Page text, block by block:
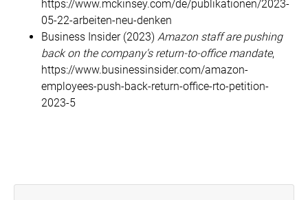
https://www.mckinsey.com/de/publikationen/2023-
05-22-arbeiten-neu-denken
Business Insider (2023) Amazon staff are pushing
back on the company's return-to-office mandate,
https://www.businessinsider.com/amazon-
employees-push-back-return-office-rto-petition-
2023-5